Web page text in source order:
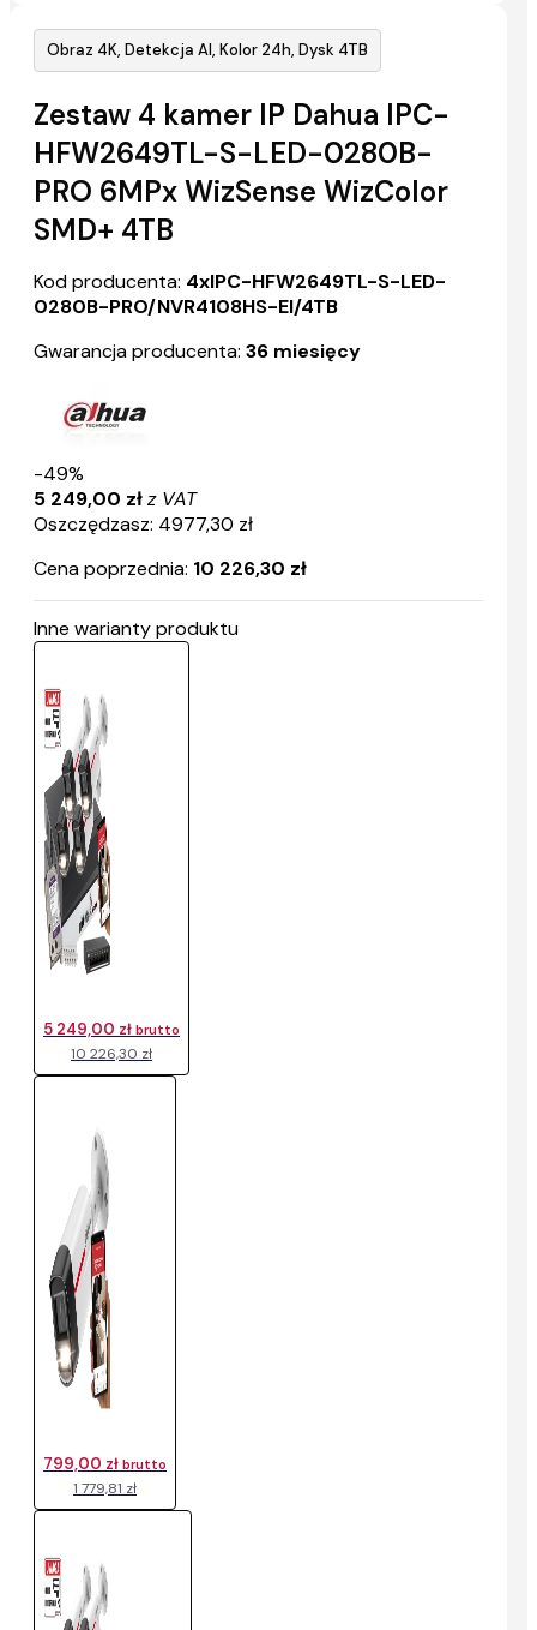
Obraz 4K, Detekcja AI, Kolor 24h, Dysk 4TB
Zestaw 4 kamer IP Dahua IPC-
HFW2649TL-S-LED-0280B-
PRO 6MPx WizSense WizColor
SMD+ 4TB
Kod producenta: 4xIPC-HFW2649TL-S-LED-
0280B-PRO/NVR4108HS-EI/4TB
Gwarancja producenta: 36 miesięcy
-49%
5 249,00 złz VAT
Oszczędzasz: 4977,30 zł
Cena poprzednia: 10 226,30 zł
Inne warianty produktu
10 226,30 zł
5 249,00 zł brutto
1 779,81 zł
799,00 zł brutto